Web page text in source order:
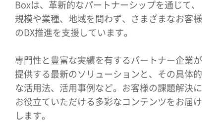
Boxは、革新的なパートナーシップを通じて、
規模や業種、地域を問わず、さまざまなお客様
のDX推進を支援しています。
専門性と豊富な実績を有するパートナー企業が
提供する最新のソリューションと、その具体的
な活用法、活用事例など。お客様の課題解決に
お役立ていただける多彩なコンテンツをお届け
します。